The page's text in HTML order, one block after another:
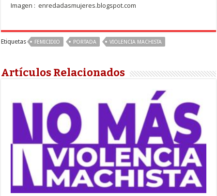
Imagen : enredadasmujeres.blogspot.com
Etiquetas FEMICIDIO PORTADA VIOLENCIA MACHISTA
Artículos Relacionados